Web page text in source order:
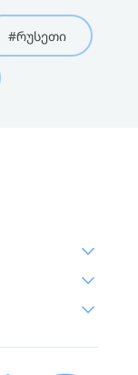
#რუსეთი